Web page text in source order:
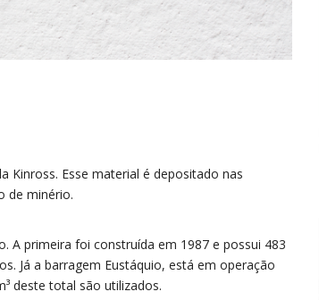
Kinross. Esse material é depositado nas
de minério.
A primeira foi construída em 1987 e possui 483
Já a barragem Eustáquio, está em operação
deste total são utilizados.